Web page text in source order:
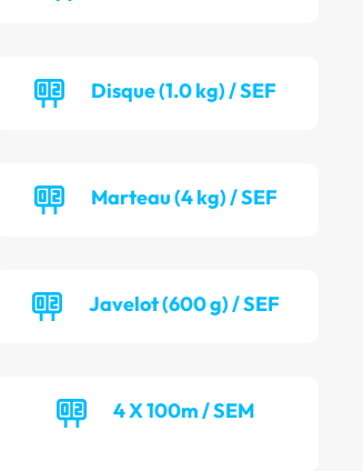
Disque (1.0 kg) / SEF
Marteau (4 kg) / SEF
Javelot (600 g) / SEF
4 X 100m / SEM